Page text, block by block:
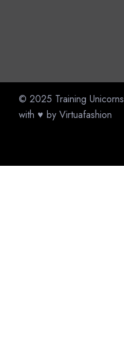
© 2025 Training Unicorns
with ♥ byVirtuafashion